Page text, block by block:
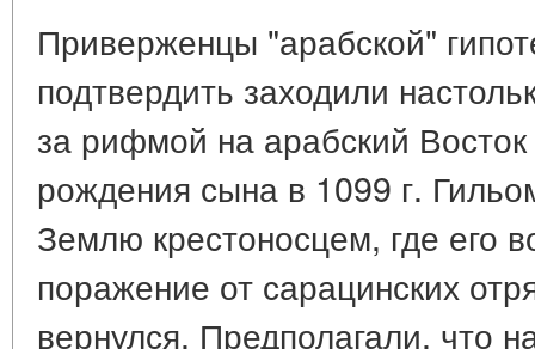
Приверженцы "арабской"
подтвердить заходили
за рифмой на арабский
рождения сына в 1099 г.
Землю крестоносцем, где его
поражение от сарацинских
вернулся. Предполагали, что